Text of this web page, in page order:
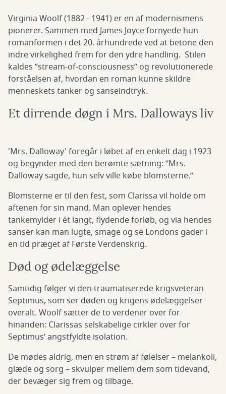
Virginia Woolf (1882 - 1941) er en af modernismens
pionerer. Sammen med James Joyce fornyede hun
romanformen i det 20. århundrede ved at betone den
indre virkelighed frem for den ydre handling. Stilen
kaldes ”stream-of-consciousness” og revolutionerede
forståelsen af, hvordan en roman kunne skildre
menneskets tanker og sanseindtryk.
Et dirrende døgn i Mrs. Dalloways liv
'Mrs. Dalloway' foregår i løbet af en enkelt dag i 1923
og begynder med den berømte sætning: ”Mrs.
Dalloway sagde, hun selv ville købe blomsterne.”
Blomsterne er til den fest, som Clarissa vil holde om
aftenen for sin mand. Man oplever hendes
tankemylder i ét langt, flydende forløb, og via hendes
sanser kan man lugte, smage og se Londons gader i
en tid præget af Første Verdenskrig.
Død og ødelæggelse
Samtidig følger vi den traumatiserede krigsveteran
Septimus, som ser døden og krigens ødelæggelser
overalt. Woolf sætter de to verdener over for
hinanden: Clarissas selskabelige cirkler over for
Septimus’ angstfyldte isolation.
De mødes aldrig, men en strøm af følelser – melankoli,
glæde og sorg – skvulper mellem dem som tidevand,
der bevæger sig frem og tilbage.